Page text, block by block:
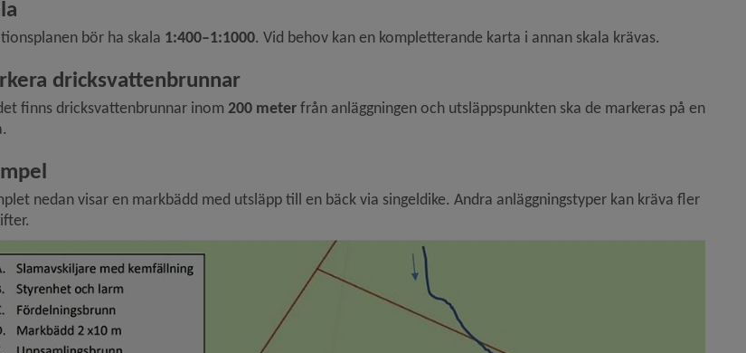
bör ha skala 1:400–1:1000. Vid behov kan en kompletterande karta i annan skala krävas.
dricksvattenbrunnar
finns dricksvattenbrunnar inom 200 meter från anläggningen och utsläppspunkten ska de markeras på en
nedan visar en markbädd med utsläpp till en bäck via singeldike. Andra anläggningstyper kan kräva fler